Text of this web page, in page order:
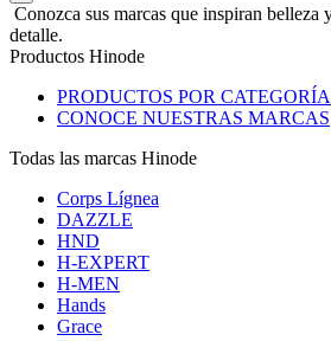
Conozca sus marcas que inspiran belleza
detalle.
Productos Hinode
PRODUCTOS POR CATEGORÍA
CONOCE NUESTRAS MARCAS
Todas las marcas Hinode
Corps Lígnea
DAZZLE
HND
H-EXPERT
H-MEN
Hands
Grace